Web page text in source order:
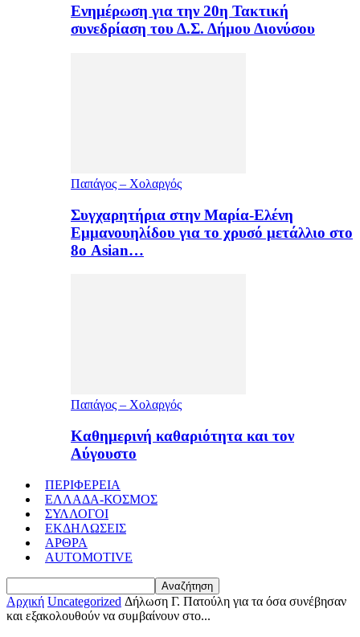
Ενημέρωση για την 20η Τακτική
συνεδρίαση του Δ.Σ. Δήμου Διονύσου
Παπάγος – Χολαργός
Συγχαρητήρια στην Μαρία-Ελένη
Εμμανουηλίδου για το χρυσό μετάλλιο στο
8ο Asian…
Παπάγος – Χολαργός
Καθημερινή καθαριότητα και τον
Αύγουστο
ΠΕΡΙΦΕΡΕΙΑ
ΕΛΛΑΔΑ-ΚΟΣΜΟΣ
ΣΥΛΛΟΓΟΙ
ΕΚΔΗΛΩΣΕΙΣ
ΑΡΘΡΑ
AUTOMOTIVE
Αρχική Uncategorized Δήλωση Γ. Πατούλη για τα όσα συνέβησαν
και εξακολουθούν να συμβαίνουν στο...